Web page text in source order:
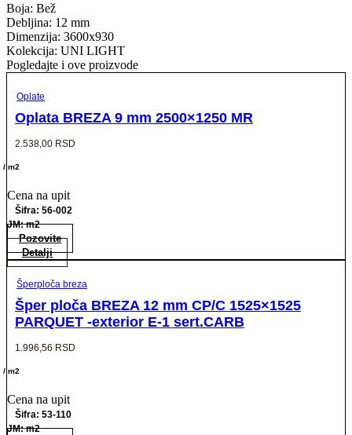
Boja: Bež
Debljina: 12 mm
Dimenzija: 3600x930
Kolekcija: UNI LIGHT
Pogledajte i ove proizvode
Oplate
Oplata BREZA 9 mm 2500×1250 MR
2.538,00 RSD
/ m2
Cena na upit
Šifra: 56-002
JM: m2
Pozovite
Detalji
Šperploča breza
Šper ploča BREZA 12 mm CP/C 1525×1525
PARQUET -exterior E-1 sert.CARB
1.996,56 RSD
/ m2
Cena na upit
Šifra: 53-110
JM: m2